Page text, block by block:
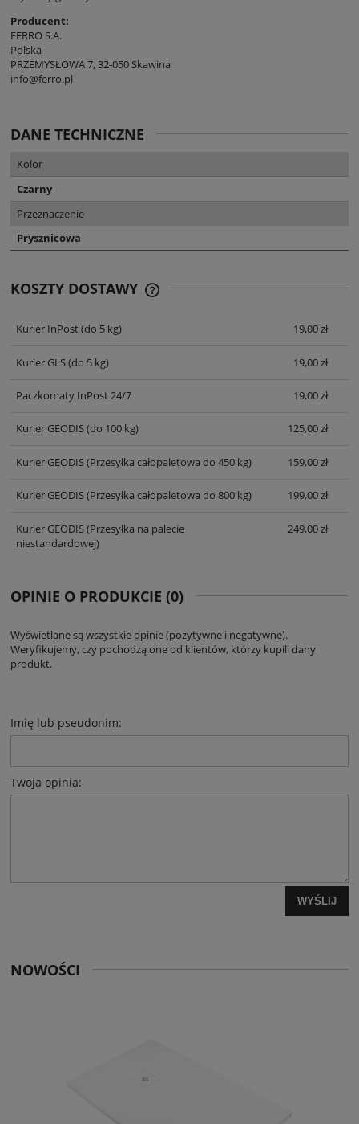
Producent:
FERRO S.A.
Polska
PRZEMYSŁOWA 7, 32-050 Skawina
info@ferro.pl
DANE TECHNICZNE
Kolor
Czarny
Przeznaczenie
Prysznicowa
KOSZTY DOSTAWY
Kurier InPost(do 5 kg) 19,00 zł
Kurier GLS(do 5 kg) 19,00 zł
Paczkomaty InPost 24/7 19,00 zł
Kurier GEODIS(do 100 kg) 125,00 zł
Kurier GEODIS(Przesyłka całopaletowa do 450 kg) 159,00 zł
Kurier GEODIS(Przesyłka całopaletowa do 800 kg) 199,00 zł
Kurier GEODIS(Przesyłka na palecie
niestandardowej)
249,00 zł
OPINIE O PRODUKCIE (0)
Wyświetlane są wszystkie opinie (pozytywne i negatywne).
Weryfikujemy, czy pochodzą one od klientów, którzy kupili dany
produkt.
Imię lub pseudonim:
Twoja opinia:
WYŚLIJ
NOWOŚCI